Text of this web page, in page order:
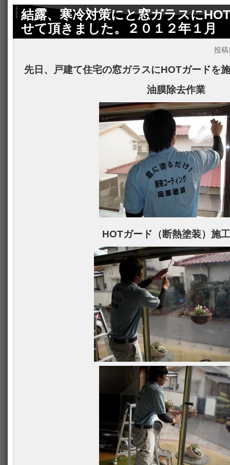
結露、寒冷対策にと窓ガラスに
せて頂きました。２０１２年１月
投稿
先日、戸建て住宅の窓ガラスにHOTガードを
油膜除去作業
HOTガード（断熱塗装）施